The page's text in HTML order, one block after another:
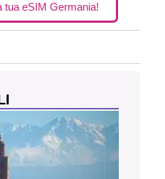
tua eSIM Germania!